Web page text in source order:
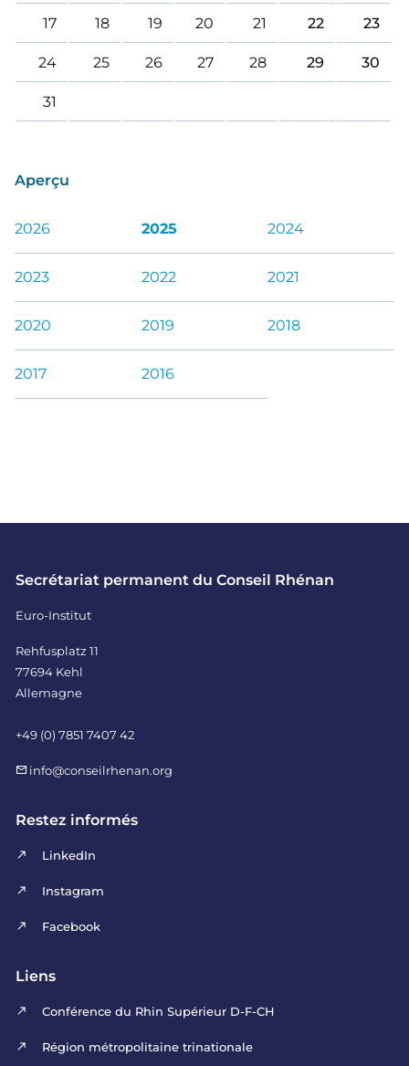
17 18 19 20 21 22 23
24 25 26 27 28 29 30
31
Aperçu
2026 2025 2024
2023 2022 2021
2020 2019 2018
2017 2016
Secrétariat permanent du Conseil Rhénan
Euro-Institut
Rehfusplatz 11
77694 Kehl
Allemagne
+49 (0) 7851 7407 42
info@conseilrhenan.org
Restez informés
LinkedIn
Instagram
Facebook
Liens
Conférence du Rhin Supérieur D-F-CH
Région métropolitaine trinationale